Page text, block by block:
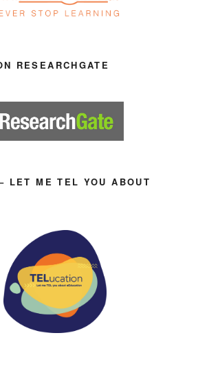
RESEARCHGATE
LET ME TEL YOU ABOUT